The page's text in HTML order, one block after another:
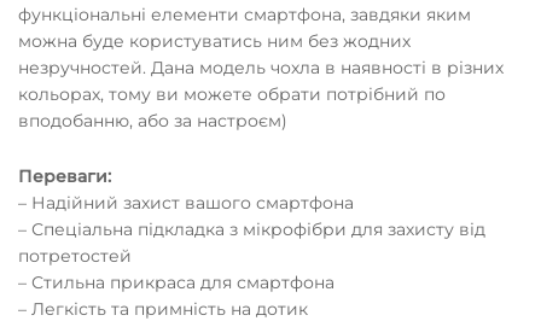
функціональні елементи смартфона, завдяки яким
можна буде користуватись ним без жодних
незручностей. Дана модель чохла в наявності в різних
кольорах, тому ви можете обрати потрібний по
вподобанню, або за настроєм)
Переваги:
– Надійний захист вашого смартфона
– Спеціальна підкладка з мікрофібри для захисту від
потретостей
– Стильна прикраса для смартфона
– Легкість та примність на дотик